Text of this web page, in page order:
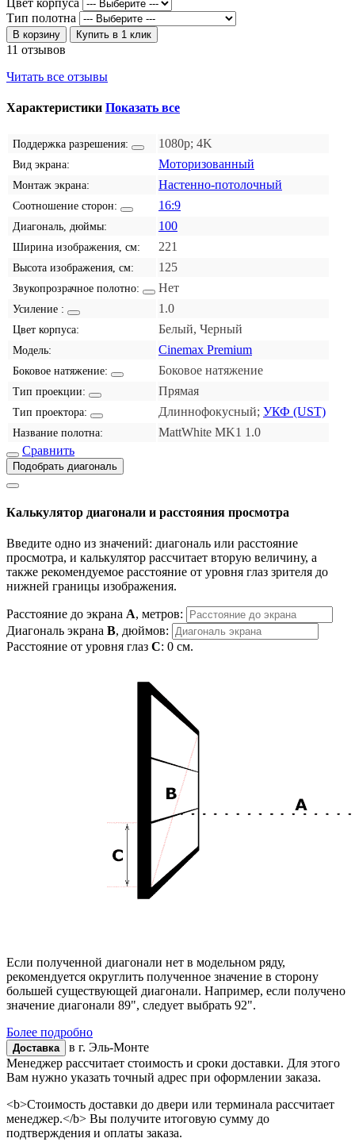
Цвет корпуса
Тип полотна
В корзину Купить в 1 клик
11 отзывов
Читать все отзывы
Характеристики Показать все
Поддержка разрешения: 1080p; 4K
Вид экрана: Моторизованный
Монтаж экрана: Настенно-потолочный
Соотношение сторон: 16:9
Диагональ, дюймы: 100
Ширина изображения, см: 221
Высота изображения, см: 125
Звукопрозрачное полотно: Нет
Усиление : 1.0
Цвет корпуса: Белый, Черный
Модель: Cinemax Premium
Боковое натяжение: Боковое натяжение
Тип проекции: Прямая
Тип проектора: Длиннофокусный; УКФ (UST)
Название полотна:
MattWhite MK1 1.0
Сравнить
Подобрать диагональ
Калькулятор диагонали и расстояния просмотра
Введите одно из значений: диагональ или расстояние
просмотра, и калькулятор рассчитает вторую величину, а
также рекомендуемое расстояние от уровня глаз зрителя до
нижней границы изображения.
Расстояние до экрана A, метров:
Диагональ экрана B, дюймов:
Расстояние от уровня глаз C: 0 см.
Если полученной диагонали нет в модельном ряду,
рекомендуется округлить полученное значение в сторону
большей существующей диагонали. Например, если получено
значение диагонали 89", следует выбрать 92".
Более подробно
Доставка в г. Эль-Монте
Менеджер рассчитает стоимость и сроки доставки. Для этого
Вам нужно указать точный адрес при оформлении заказа.
<b>Стоимость доставки до двери или терминала рассчитает
менеджер.</b> Вы получите итоговую сумму до
подтверждения и оплаты заказа.